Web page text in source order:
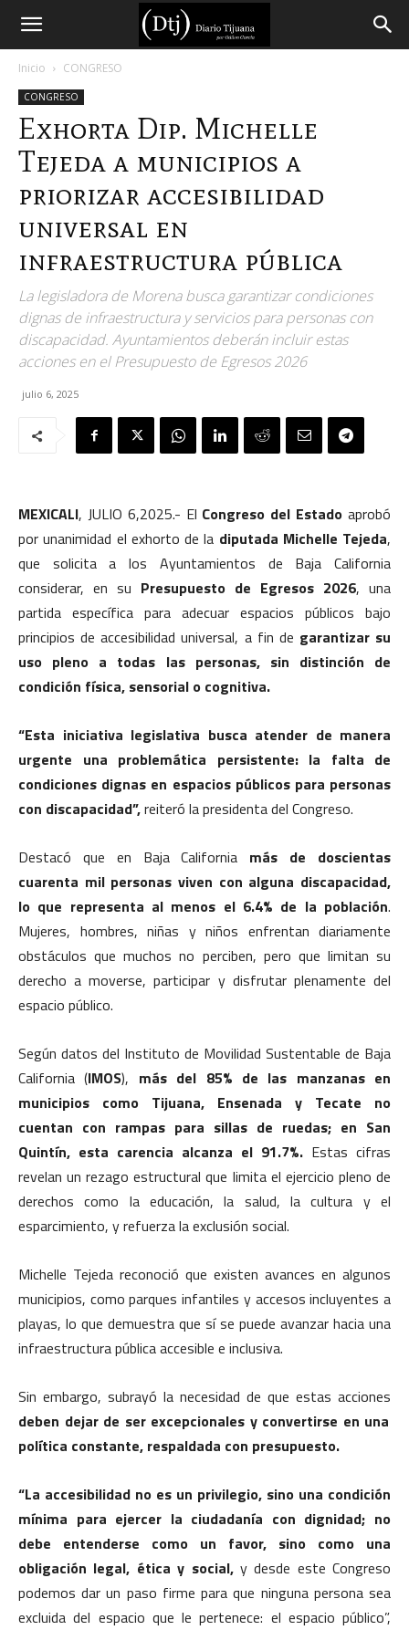
Diario
Tijuana
Inicio CONGRESO
CONGRESO
Exhorta Dip. Michelle
Tejeda a municipios a
priorizar accesibilidad
universal en
infraestructura pública
La legisladora de Morena busca garantizar condiciones
dignas de infraestructura y servicios para personas con
discapacidad. Ayuntamientos deberán incluir estas
acciones en el Presupuesto de Egresos 2026
julio 6, 2025
MEXICALI, JULIO 6,2025.- El Congreso del Estado aprobó
por unanimidad el exhorto de la diputada Michelle Tejeda,
que solicita a los Ayuntamientos de Baja California
considerar, en su Presupuesto de Egresos 2026, una
partida específica para adecuar espacios públicos bajo
principios de accesibilidad universal, a fin de garantizar su
uso pleno a todas las personas, sin distinción de
condición física, sensorial o cognitiva.
“Esta iniciativa legislativa busca atender de manera
urgente una problemática persistente: la falta de
condiciones dignas en espacios públicos para personas
con discapacidad”,reiteró la presidenta del Congreso.
Destacó que en Baja California más de doscientas
cuarenta mil personas viven con alguna discapacidad,
lo que representa al menos el 6.4% de la población.
Mujeres, hombres, niñas y niños enfrentan diariamente
obstáculos que muchos no perciben, pero que limitan su
derecho a moverse, participar y disfrutar plenamente del
espacio público.
Según datos del Instituto de Movilidad Sustentable de Baja
California (IMOS), más del 85% de las manzanas en
municipios como Tijuana, Ensenada y Tecate no
cuentan con rampas para sillas de ruedas; en San
Quintín, esta carencia alcanza el 91.7%. Estas cifras
revelan un rezago estructural que limita el ejercicio pleno de
derechos como la educación, la salud, la cultura y el
esparcimiento, y refuerza la exclusión social.
Michelle Tejeda reconoció que existen avances en algunos
municipios, como parques infantiles y accesos incluyentes a
playas, lo que demuestra que sí se puede avanzar hacia una
infraestructura pública accesible e inclusiva.
Sin embargo, subrayó la necesidad de que estas acciones
deben dejar de ser excepcionales y convertirse en una
política constante, respaldada con presupuesto.
“La accesibilidad no es un privilegio, sino una condición
mínima para ejercer la ciudadanía con dignidad; no
debe entenderse como un favor, sino como una
obligación legal, ética y social,y desde este Congreso
podemos dar un paso firme para que ninguna persona sea
excluida del espacio que le pertenece: el espacio público”,